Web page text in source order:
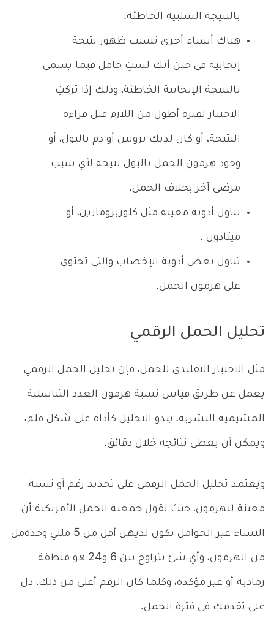
بالنتيجة السلبية الخاطئة.
هناك أشياء أخرى تسبب ظهور نتيجة
إيجابية فى حين أنك لستِ حامل فيما يسمى
بالنتيجة الإيجابية الخاطئة، وذلك إذا تركتِ
الاختبار لفترة أطول من اللازم قبل قراءة
النتيجة، أو كان لديكِ بروتين أو دم بالبول، أو
وجود هرمون الحمل بالبول نتيجة لأي سبب
مرضي آخر بخلاف الحمل.
تناول أدوية معينة مثل كلوربرومازين، أو
ميثادون .
تناول بعض أدوية الإخصاب والتى تحتوي
على هرمون الحمل.
تحليل الحمل الرقمي
مثل الاختبار التقليدي للحمل، فإن تحليل الحمل الرقمي
يعمل عن طريق قياس نسبة هرمون الغدد التناسلية
المشيمية البشرية، يبدو التحليل كأداة على شكل قلم،
ويمكن أن يعطي نتائجه خلال دقائق.
ويعتمد تحليل الحمل الرقمي على تحديد رقم أو نسبة
معينة للهرمون، حيث تقول جمعية الحمل الأمريكية أن
النساء غير الحوامل يكون لديهن أقل من 5 مللي وحدةمل
من الهرمون، وأي شئ يتراوح بين 6 و24 هو منطقة
رمادية أو غير مؤكدة، وكلما كان الرقم أعلى من ذلك، دل
على تقدمكِ في فترة الحمل.